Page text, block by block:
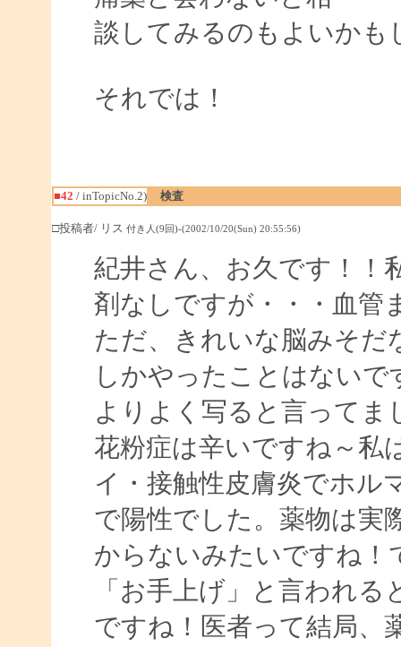
談してみるのもよいかも
それでは！
■42 / inTopicNo.2) 検査
□投稿者/ リス 付き人(9回)-(2002/10/20(Sun) 20:55:56)
紀井さん、お久です！！
剤なしですが・・・血管
ただ、きれいな脳みそだ
しかやったことはないで
よりよく写ると言ってま
花粉症は辛いですね～私
イ・接触性皮膚炎でホル
で陽性でした。薬物は実
からないみたいですね！
「お手上げ」と言われ
ですね！医者って結局、